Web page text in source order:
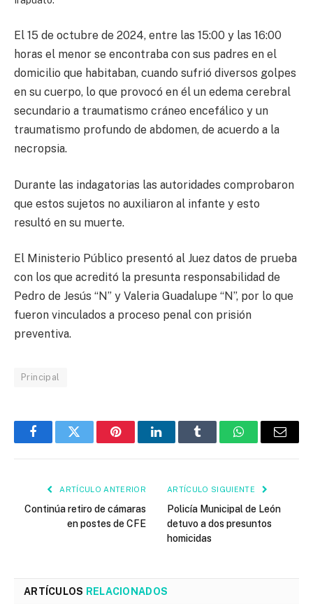
El 15 de octubre de 2024, entre las 15:00 y las 16:00
horas el menor se encontraba con sus padres en el
domicilio que habitaban, cuando sufrió diversos golpes
en su cuerpo, lo que provocó en él un edema cerebral
secundario a traumatismo cráneo encefálico y un
traumatismo profundo de abdomen, de acuerdo a la
necropsia.
Durante las indagatorias las autoridades comprobaron
que estos sujetos no auxiliaron al infante y esto
resultó en su muerte.
El Ministerio Público presentó al Juez datos de prueba
con los que acreditó la presunta responsabilidad de
Pedro de Jesús “N” y Valeria Guadalupe “N”, por lo que
fueron vinculados a proceso penal con prisión
preventiva.
Principal
FacebookTwitter PinterestLinkedInTumblr WhatsAppEmail
ARTÍCULO ANTERIOR
Continúa retiro de cámaras
en postes de CFE
ARTÍCULO SIGUIENTE
Policía Municipal de León
detuvo a dos presuntos
homicidas
ARTÍCULOS RELACIONADOS